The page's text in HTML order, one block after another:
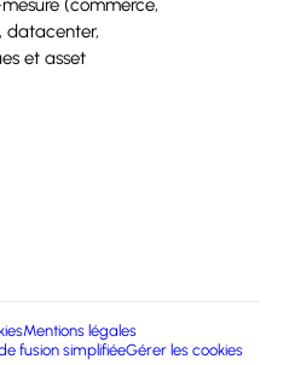
(commerce,
datacenter,
et asset
fenêtre)
Mentions légales
fusion simplifiéeGérer les cookies